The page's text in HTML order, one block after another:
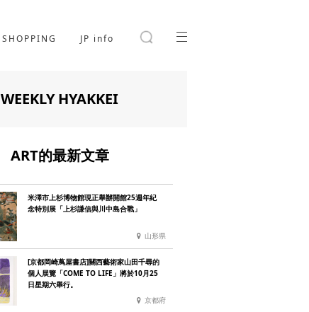
SHOPPING JP info
WEEKLY HYAKKEI
ART的最新文章
米澤市上杉博物館現正舉辦開館25週年紀
念特別展「上杉謙信與川中島合戰」
山形県
[京都岡崎蔦屋書店]關西藝術家山田千尋的
個人展覽「COME TO LIFE」將於10月25
日星期六舉行。
京都府